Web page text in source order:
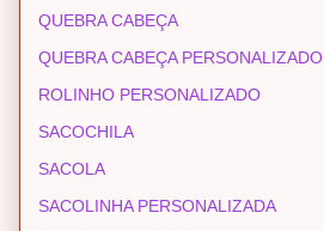
QUEBRA CABEÇA
QUEBRA CABEÇA PERSONALIZADO
ROLINHO PERSONALIZADO
SACOCHILA
SACOLA
SACOLINHA PERSONALIZADA